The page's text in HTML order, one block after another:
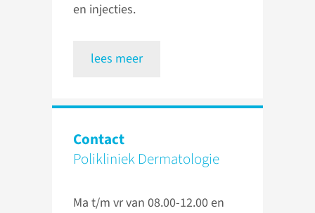
en injecties.
lees meer
Contact
Polikliniek Dermatologie
Ma t/m vr van 08.00-12.00 en